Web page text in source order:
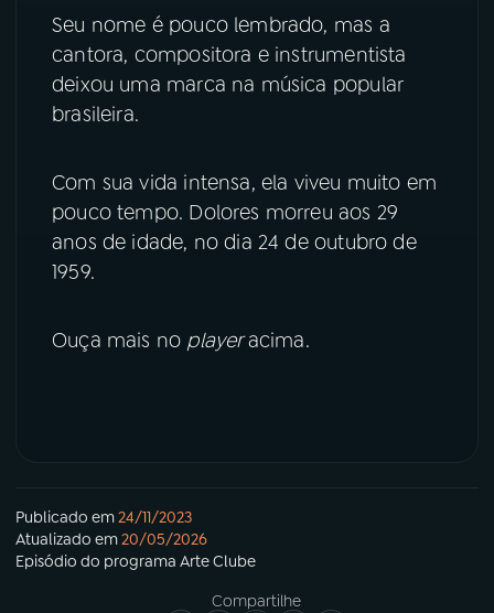
ACOMPANHE A RÁDIO MEC
YouTube Facebook
TikTok
Seu nome é pouco lembrado, mas a
cantora, compositora e instrumentista
deixou uma marca na música popular
brasileira.
Com sua vida intensa, ela viveu muito em
pouco tempo. Dolores morreu aos 29
anos de idade, no dia 24 de outubro de
1959.
Ouça mais no playeracima.
Publicado em24/11/2023
Atualizado em20/05/2026
Episódio do programa Arte Clube
Compartilhe